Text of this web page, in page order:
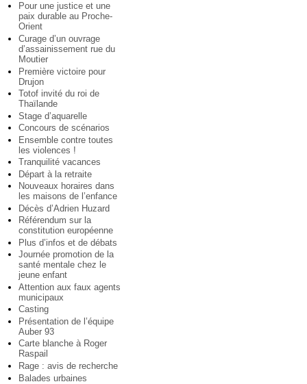
Pour une justice et une
paix durable au Proche-
Orient
Curage d’un ouvrage
d’assainissement rue du
Moutier
Première victoire pour
Drujon
Totof invité du roi de
Thaïlande
Stage d’aquarelle
Concours de scénarios
Ensemble contre toutes
les violences !
Tranquilité vacances
Départ à la retraite
Nouveaux horaires dans
les maisons de l’enfance
Décès d’Adrien Huzard
Référendum sur la
constitution européenne
Plus d’infos et de débats
Journée promotion de la
santé mentale chez le
jeune enfant
Attention aux faux agents
municipaux
Casting
Présentation de l’équipe
Auber 93
Carte blanche à Roger
Raspail
Rage : avis de recherche
Balades urbaines